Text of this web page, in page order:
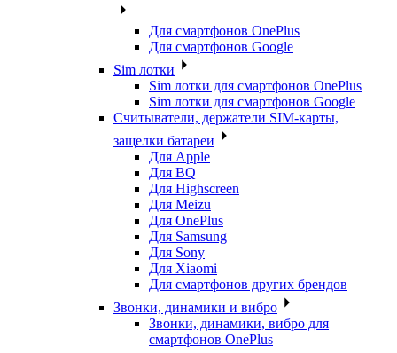
Для смартфонов OnePlus
Для смартфонов Google
Sim лотки
Sim лотки для смартфонов OnePlus
Sim лотки для смартфонов Google
Считыватели, держатели SIM-карты,
защелки батареи
Для Apple
Для BQ
Для Highscreen
Для Meizu
Для OnePlus
Для Samsung
Для Sony
Для Xiaomi
Для смартфонов других брендов
Звонки, динамики и вибро
Звонки, динамики, вибро для
смартфонов OnePlus